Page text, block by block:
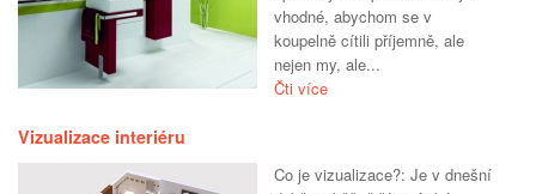
vhodné, abychom se v
koupelně cítili příjemně, ale
nejen my, ale...
Čti více
Vizualizace interiéru
Co je vizualizace?: Je v dnešní